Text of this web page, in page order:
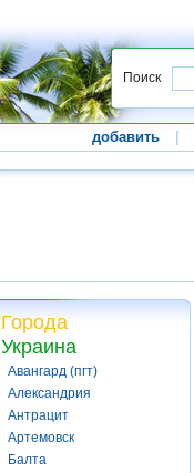
Поиск
добавить
Города
Украина
Авангард (пгт)
Александрия
Антрацит
Артемовск
Балта